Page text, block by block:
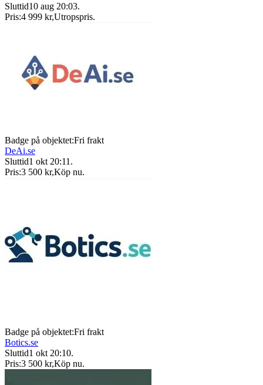
Sluttid10 aug 20:03.
Pris:4 999 kr,Utropspris.
Badge på objektet:Fri frakt
DeAi.se
Sluttid1 okt 20:11 .
Pris:3 500 kr,Köp nu.
Badge på objektet:Fri frakt
Botics.se
Sluttid1 okt 20:10.
Pris:3 500 kr,Köp nu.